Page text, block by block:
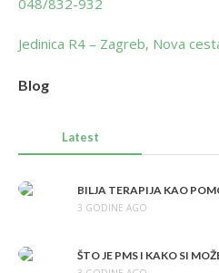
Jedinica R4 – Zagreb, Nova
Blog
Latest
BILJA TERAPIJA KAO
3 GODINE AGO
ŠTO JE PMS I KAKO SI